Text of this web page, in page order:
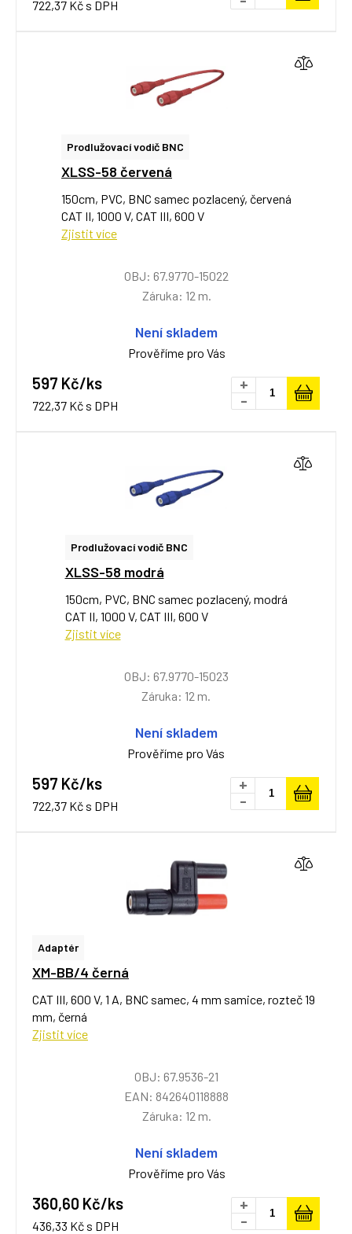
722,37 Kč s DPH
Prodlužovací vodič BNC
XLSS-58 červená
150cm, PVC, BNC samec pozlacený, červená
CAT II, 1000 V, CAT III, 600 V
Zjistit více
OBJ: 67.9770-15022
Záruka: 12 m.
Není skladem
Prověříme pro Vás
597 Kč/ks
722,37 Kč s DPH
+
-
Prodlužovací vodič BNC
XLSS-58 modrá
150cm, PVC, BNC samec pozlacený, modrá
CAT II, 1000 V, CAT III, 600 V
Zjistit více
OBJ: 67.9770-15023
Záruka: 12 m.
Není skladem
Prověříme pro Vás
597 Kč/ks
722,37 Kč s DPH
+
-
Adaptér
XM-BB/4 černá
CAT III, 600 V, 1 A, BNC samec, 4 mm samice, rozteč 19
mm, černá
Zjistit více
OBJ: 67.9536-21
EAN: 842640118888
Záruka: 12 m.
Není skladem
Prověříme pro Vás
360,60 Kč/ks
436,33 Kč s DPH
+
-